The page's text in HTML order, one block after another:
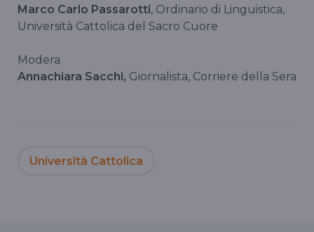
Marco Carlo Passarotti, Ordinario di Linguistica,
Università Cattolica del Sacro Cuore
Modera
Annachiara Sacchi, Giornalista, Corriere della Sera
Università Cattolica